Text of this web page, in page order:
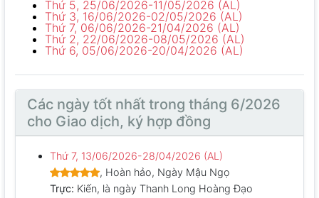
Thứ 5, 25/06/2026-11/05/2026 (AL)
Thứ 3, 16/06/2026-02/05/2026 (AL)
Thứ 7, 06/06/2026-21/04/2026 (AL)
Thứ 2, 22/06/2026-08/05/2026 (AL)
Thứ 6, 05/06/2026-20/04/2026 (AL)
Các ngày tốt nhất trong tháng 6/2026
cho Giao dịch, ký hợp đồng
Thứ 7, 13/06/2026-28/04/2026 (AL)
, Hoàn hảo, Ngày Mậu Ngọ
Trực: Kiến, là ngày Thanh Long Hoàng Đạo